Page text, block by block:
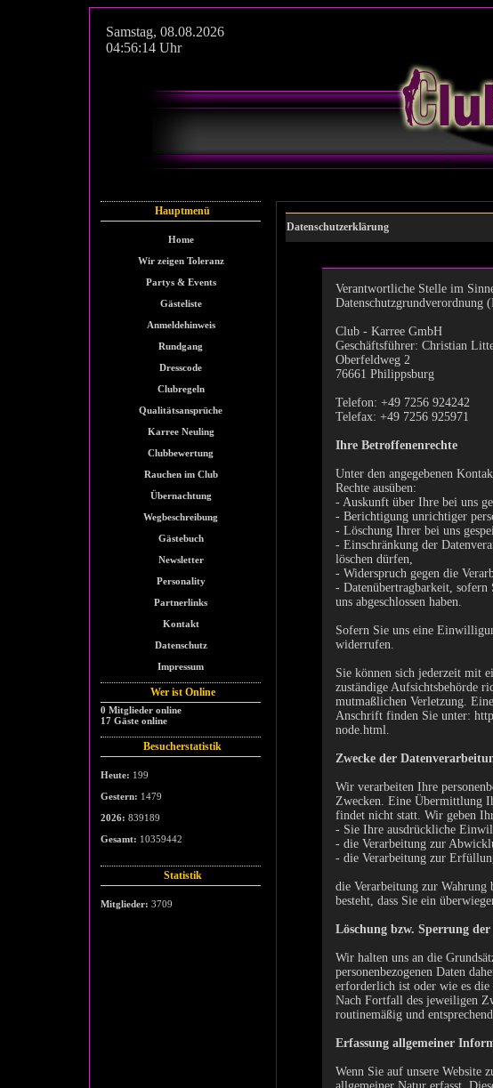
Samstag, 08.08.2026
04:56:14 Uhr
Hauptmenü
Home
Wir zeigen Toleranz
Partys & Events
Gästeliste
Anmeldehinweis
Rundgang
Dresscode
Clubregeln
Qualitätsansprüche
Karree Neuling
Clubbewertung
Rauchen im Club
Übernachtung
Wegbeschreibung
Gästebuch
Newsletter
Personality
Partnerlinks
Kontakt
Datenschutz
Impressum
Wer ist Online
0 Mitglieder online
17 Gäste online
Besucherstatistik
Heute: 199
Gestern: 1479
2026: 839189
Gesamt: 10359442
Statistik
Mitglieder: 3709
Datenschutzerklärung
Verantwortliche Stelle im
Datenschutzgrundverordnung
Club - Karree GmbH
Geschäftsführer: Christian
Oberfeldweg 2
76661 Philippsburg
Telefon: +49 7256 924242
Telefax: +49 7256 925971
Ihre Betroffenenrechte
Unter den angegebenen
Rechte ausüben:
- Auskunft über Ihre bei uns
- Berichtigung unrichtiger
- Löschung Ihrer bei uns
- Einschränkung der
löschen dürfen,
- Widerspruch gegen die
- Datenübertragbarkeit,
uns abgeschlossen haben.
Sofern Sie uns eine
widerrufen.
Sie können sich jederzeit mit
zuständige Aufsichtsbehörde
mutmaßlichen Verletzung.
Anschrift finden Sie unter:
node.html.
Zwecke der
Wir verarbeiten Ihre
Zwecken. Eine Übermittlung
findet nicht statt. Wir geben
- Sie Ihre ausdrückliche
- die Verarbeitung zur
- die Verarbeitung zur
die Verarbeitung zur
besteht, dass Sie ein
Löschung bzw. Sperrung der
Wir halten uns an die
personenbezogenen Daten
erforderlich ist oder wie es die
Nach Fortfall des jeweiligen
routinemäßig und
Erfassung allgemeiner
Wenn Sie auf unsere Website